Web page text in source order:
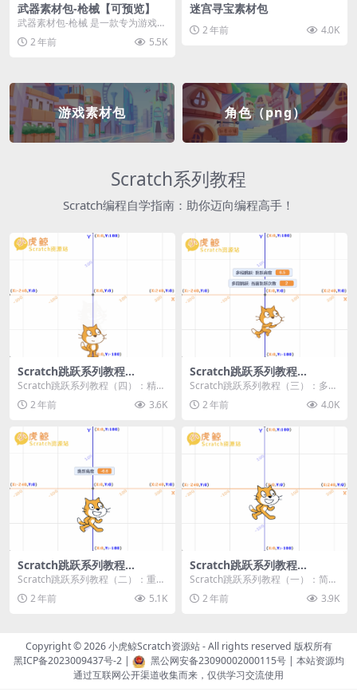
武器素材包-枪械【可预览】
武器素材包-枪械 是一款专为游戏开
发者和创作者设计的素材包，包含
多种高质量的枪械...
2 年前 5.5K
迷宫寻宝素材包
2 年前 4.0K
游戏素材包 角色（png）
Scratch系列教程
Scratch编程自学指南：助你迈向编程高手！
Scratch跳跃系列教程
（四）：精准着陆
Scratch跳跃系列教程（四）：精准
着陆 作者：小虎鲸Scratch资源站
... 2 年前 3.6K
Scratch跳跃系列教程
（三）：多段跳跃
Scratch跳跃系列教程（三）：多段
跳跃 作者：小虎鲸Scratch资源站
连...2 年前 4.0K
Scratch跳跃系列教程
（二）：重力跳跃
Scratch跳跃系列教程（二）：重力
跳跃 作者：小虎鲸Scratch资源站
按...2 年前 5.1K
Scratch跳跃系列教程
（一）：简单跳跃
Scratch跳跃系列教程（一）：简单
跳跃 作者：小虎鲸Scratch资源站
按...2 年前 3.9K
Copyright © 2026小虎鲸Scratch资源站- All rights reserved 版权所有
黑ICP备2023009437号-2| 黑公网安备23090002000115号| 本站资源均
通过互联网公开渠道收集而来，仅供学习交流使用